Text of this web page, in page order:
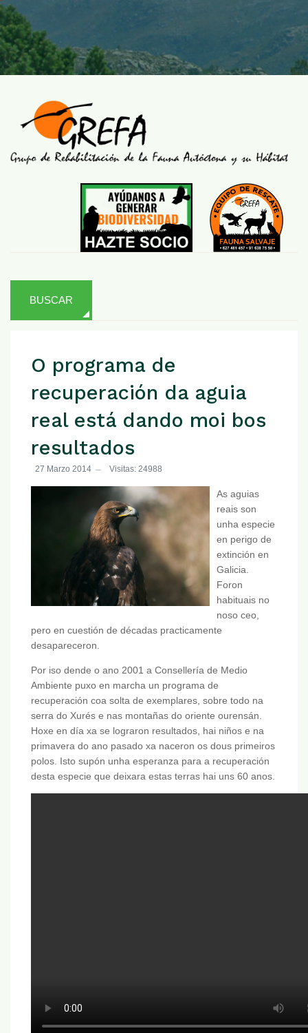
BUSCAR
O programa de
recuperación da aguia
real está dando moi bos
resultados
27 Marzo 2014 Visitas: 24988
As aguias
reais son
unha especie
en perigo de
extinción en
Galicia.
Foron
habituais no
noso ceo,
pero en cuestión de décadas practicamente
desapareceron.
Por iso dende o ano 2001 a Consellería de Medio
Ambiente puxo en marcha un programa de
recuperación coa solta de exemplares, sobre todo na
serra do Xurés e nas montañas do oriente ourensán.
Hoxe en día xa se lograron resultados, hai niños e na
primavera do ano pasado xa naceron os dous primeiros
polos. Isto supón unha esperanza para a recuperación
desta especie que deixara estas terras hai uns 60 anos.